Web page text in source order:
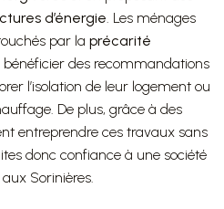
d’énergie. Les ménages
par la précarité
bénéficier des recommandations
l’isolation de leur logement ou
De plus, grâce à des
entreprendre ces travaux sans
donc confiance à une société
Sorinières.